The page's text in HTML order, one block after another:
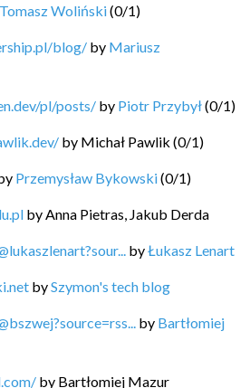
Tomasz Woliński(0/1)
blog/ by Mariusz
pl/posts/ by Piotr Przybył(0/1)
by Michał Pawlik (0/1)
Przemysław Bykowski(0/1)
by Anna Pietras, Jakub Derda
byŁukasz Lenart
bySzymon's tech blog
by Bartłomiej
by Bartłomiej Mazur